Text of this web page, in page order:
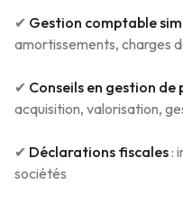
✔ Gestion comptable
amortissements, charges
✔ Conseils en gestion
acquisition, valorisation,
✔ Déclarations fiscales:
sociétés